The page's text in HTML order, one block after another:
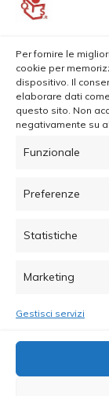
Per fornire le
cookie per
dispositivo. Il
elaborare dati
questo sito. Non
negativamente su
Funzionale
Preferenze
Statistiche
Marketing
Gestisci servizi
96015470825
al Tribunale di